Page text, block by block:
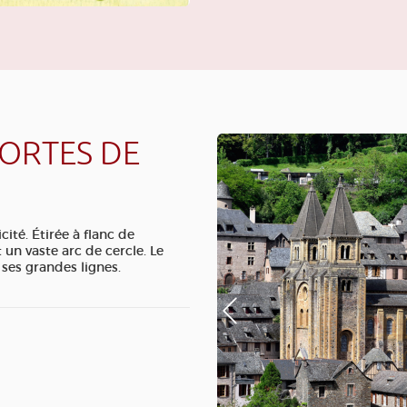
DE
Étirée à flanc de
vaste arc de cercle. Le
grandes lignes.